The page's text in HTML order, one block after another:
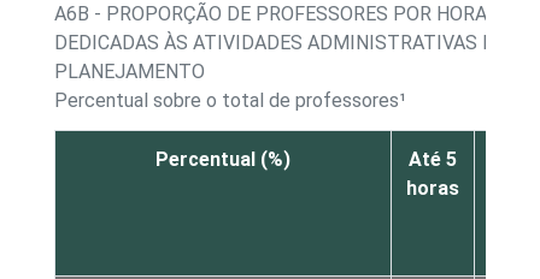
A6B - PROPORÇÃO DE PROFESSORES POR HORAS
DEDICADAS ÀS ATIVIDADES ADMINISTRATIVAS E DE
PLANEJAMENTO
Percentual sobre o total de professores¹
Percentual (%)
Até 5
horas